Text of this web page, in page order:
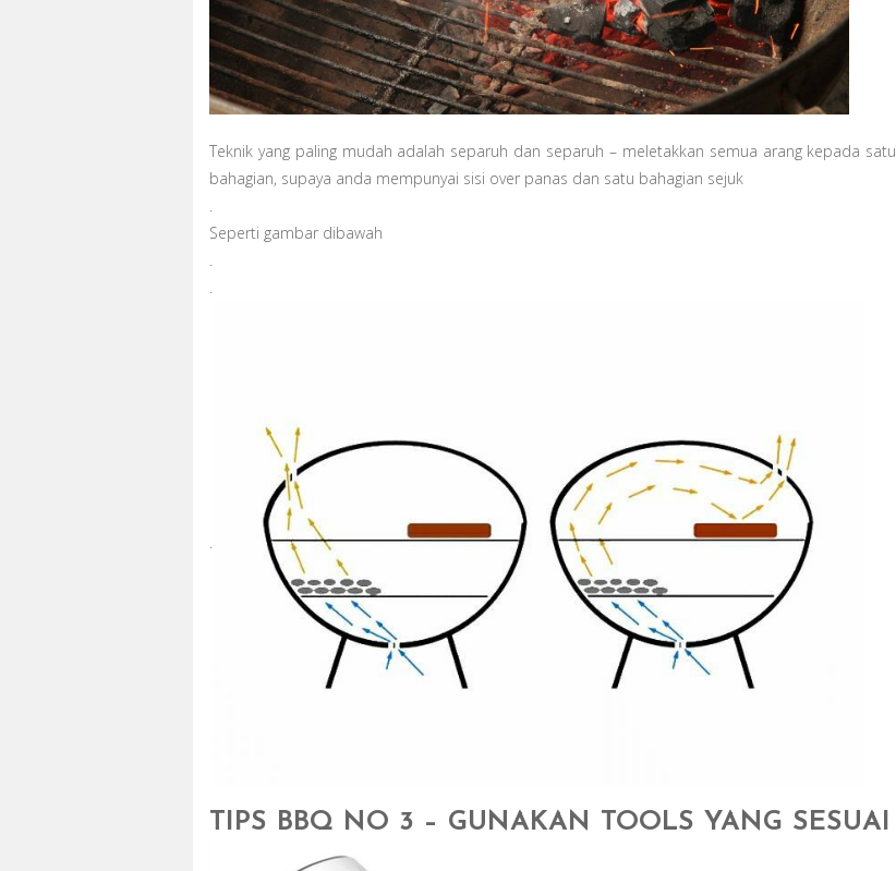
Teknik yang paling mudah adalah separuh dan separuh – meletakkan semua arang kepada satu
bahagian, supaya anda mempunyai sisi over panas dan satu bahagian sejuk
Seperti gambar dibawah
.
TIPS BBQ NO 3 – GUNAKAN TOOLS YANG SESUAI